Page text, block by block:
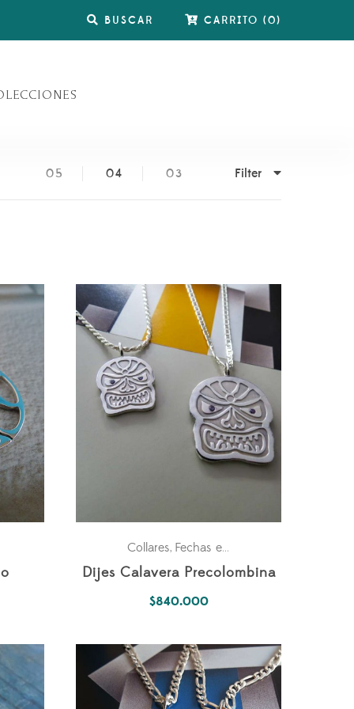
BUSCAR CARRITO (0)
05 04 03 Filter
Parejas
Collares, Fechas especiales
Dijes Calavera Precolombina
$840.000